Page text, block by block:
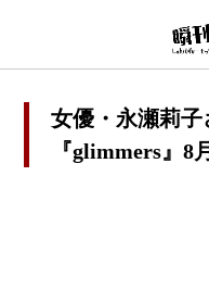
女優・永瀬莉
『glimmers』8